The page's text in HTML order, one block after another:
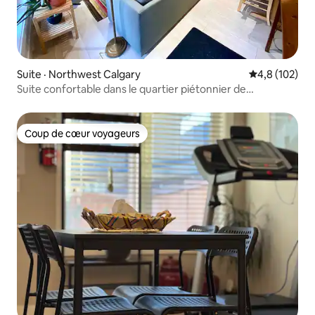
Suite · Northwest Calgary Note
4,8 (102)
Suite confortable dans le quartier piétonnier de
Coup de cœur voyageurs
Coup de cœur voyageurs